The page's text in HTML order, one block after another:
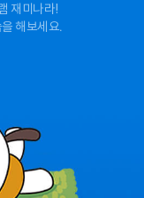
재미나라!
해보세요.